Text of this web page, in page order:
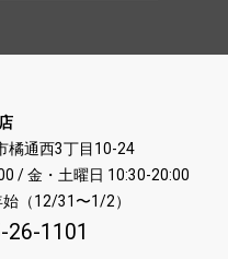
橘通西3丁目10-24
/ 金・土曜日 10:30-20:00
（12/31〜1/2）
26-1101